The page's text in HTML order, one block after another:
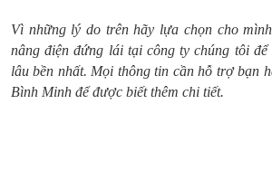
Vì những lý do trên hãy lựa chọn cho
nâng điện đứng lái tại công ty chúng tôi
lâu bền nhất. Mọi thông tin cần hỗ trợ bạn
Bình Minh để được biết thêm chi tiết.